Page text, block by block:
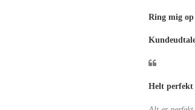
Ring mig op
Helt perfekt